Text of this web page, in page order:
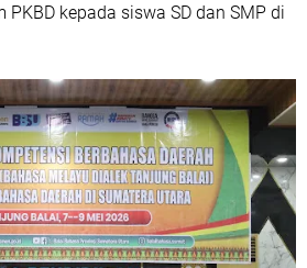
kepada siswa SD dan SMP di